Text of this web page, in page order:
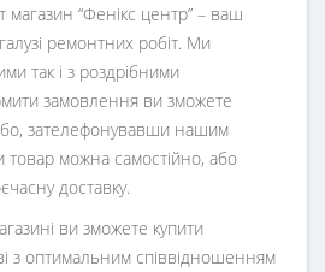
магазин “Фенікс центр” – ваш
ремонтних робіт. Ми
так і з роздрібними
замовлення ви зможете
зателефонувавши нашим
можна самостійно, або
доставку.
ви зможете купити
з оптимальним співвідношенням